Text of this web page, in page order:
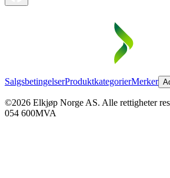
SalgsbetingelserProduktkategorierMerker
©2026 Elkjøp Norge AS. Alle rettigheter
054 600MVA